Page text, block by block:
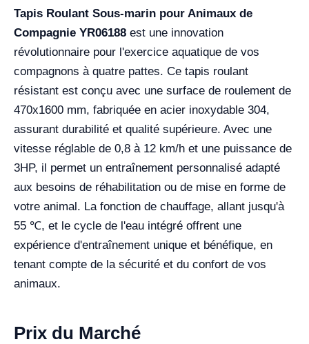
Tapis Roulant Sous-marin pour Animaux de
Compagnie YR06188 est une innovation
révolutionnaire pour l'exercice aquatique de vos
compagnons à quatre pattes. Ce tapis roulant
résistant est conçu avec une surface de roulement de
470x1600 mm, fabriquée en acier inoxydable 304,
assurant durabilité et qualité supérieure. Avec une
vitesse réglable de 0,8 à 12 km/h et une puissance de
3HP, il permet un entraînement personnalisé adapté
aux besoins de réhabilitation ou de mise en forme de
votre animal. La fonction de chauffage, allant jusqu'à
55 ℃, et le cycle de l'eau intégré offrent une
expérience d'entraînement unique et bénéfique, en
tenant compte de la sécurité et du confort de vos
animaux.
Prix du Marché